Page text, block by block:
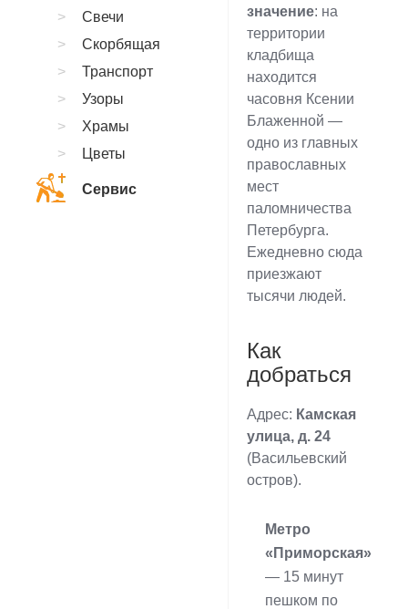
значение: на
территории
кладбища
находится
часовня Ксении
Блаженной —
одно из главных
православных
мест
паломничества
Петербурга.
Ежедневно сюда
приезжают
тысячи людей.
Как
добраться
Адрес: Камская
улица, д. 24
(Васильевский
остров).
Метро
«Приморская»
— 15 минут
пешком по
Свечи
Скорбящая
Транспорт
Узоры
Храмы
Цветы
Сервис